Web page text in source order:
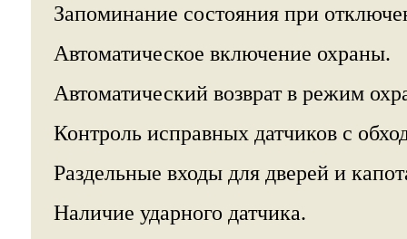
Запоминание состояния при
Автоматическое включение охраны.
Автоматический возврат в режим
Контроль исправных датчиков с
Раздельные входы для дверей и
Наличие ударного датчика.